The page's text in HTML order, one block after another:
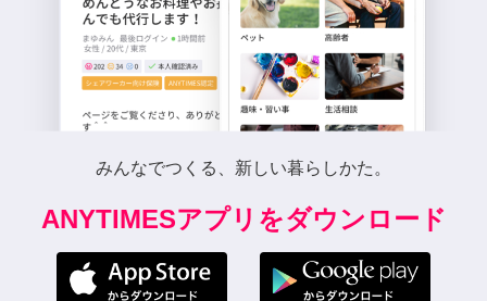
みんなでつくる、新しい暮らしかた。
ANYTIMESアプリをダウンロード